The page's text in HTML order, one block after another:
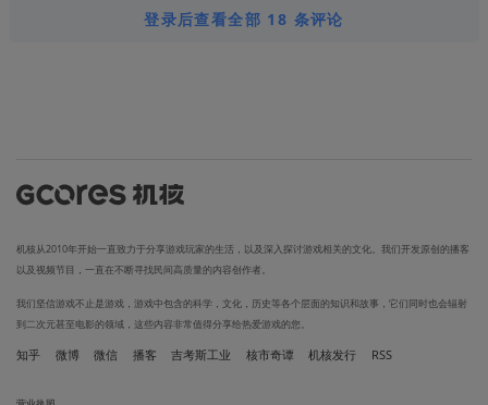
登录后查看全部 18 条评论
机核从2010年开始一直致力于分享游戏玩家的生活，以及深入探讨游戏相关的文化。我们开发原创的播客
以及视频节目，一直在不断寻找民间高质量的内容创作者。
我们坚信游戏不止是游戏，游戏中包含的科学，文化，历史等各个层面的知识和故事，它们同时也会辐射
到二次元甚至电影的领域，这些内容非常值得分享给热爱游戏的您。
知乎 微博 微信 播客 吉考斯工业 核市奇谭 机核发行 RSS